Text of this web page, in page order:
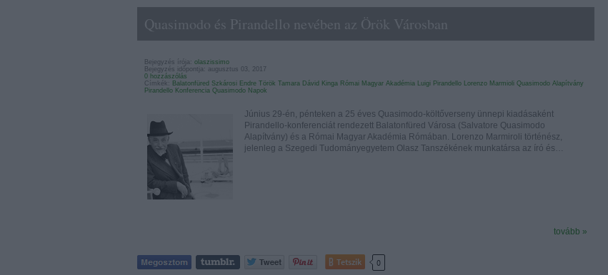
Quasimodo és Pirandello nevében az Örök Városban
Bejegyzés írója: olaszissimo
Bejegyzés időpontja: augusztus 03, 2017
0 hozzászólás
Címkék: Balatonfüred Szkárosi Endre Török Tamara Dávid Kinga Római Magyar Akadémia Luigi Pirandello Lorenzo Marmioli Quasimodo Alapítvány
Pirandello Konferencia Quasimodo Napok
Június 29-én, pénteken a 25 éves Quasimodo-költőverseny ünnepi kiadásaként
Pirandello-konferenciát rendezett Balatonfüred Városa (Salvatore Quasimodo
Alapítvány) és a Római Magyar Akadémia Rómában. Lorenzo Marmiroli történész,
jelenleg a Szegedi Tudományegyetem Olasz Tanszékének munkatársa az író és…
tovább »
Tetszik 0